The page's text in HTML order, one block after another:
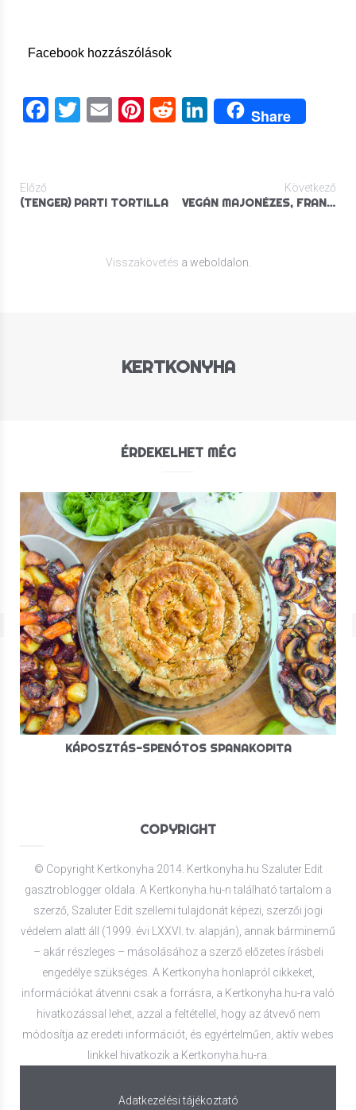
Facebook hozzászólások
Facebook
Twitter
EmailPinterest
RedditLinkedIn
Share
Előző
(TENGER) PARTI TORTILLA
Következő
VEGÁN MAJONÉZES, FRANKFURTI KRUMPLISALÁTA
Visszakövetés a weboldalon.
KERTKONYHA
ÉRDEKELHET MÉG
KÁPOSZTÁS-SPENÓTOS SPANAKOPITA
COPYRIGHT
© Copyright Kertkonyha 2014. Kertkonyha.hu Szaluter Edit
gasztroblogger oldala. A Kertkonyha.hu-n található tartalom a
szerző, Szaluter Edit szellemi tulajdonát képezi, szerzői jogi
védelem alatt áll (1999. évi LXXVI. tv. alapján), annak bárminemű
– akár részleges – másolásához a szerző előzetes írásbeli
engedélye szükséges. A Kertkonyha honlapról cikkeket,
információkat átvenni csak a forrásra, a Kertkonyha.hu-ra való
hivatkozással lehet, azzal a feltétellel, hogy az átvevő nem
módosítja az eredeti információt, és egyértelműen, aktív webes
linkkel hivatkozik a Kertkonyha.hu-ra.
Adatkezelési tájékoztató